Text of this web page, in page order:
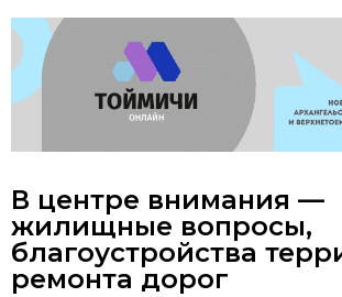
В центре внимания —
жилищные вопросы,
благоустройства
ремонта дорог